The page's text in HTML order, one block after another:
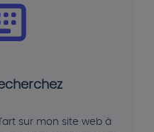
sur mon site web à